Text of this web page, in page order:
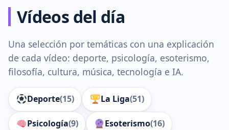
Vídeos del día
Una selección por temáticas con una explicación
de cada vídeo: deporte, psicología, esoterismo,
filosofía, cultura, música, tecnología e IA.
Deporte(15) La Liga(51)
Psicología(9) Esoterismo(16)